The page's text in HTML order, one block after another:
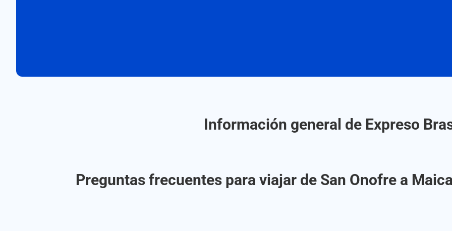
Información general de Expreso
Preguntas frecuentes para viajar de San Onofre a